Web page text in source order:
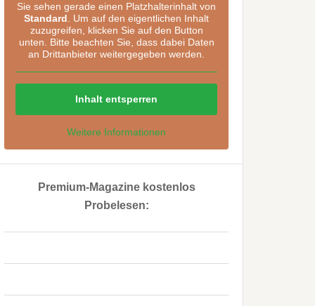
Sie sehen gerade einen Platzhalterinhalt von
Standard . Um auf den eigentlichen Inhalt
zuzugreifen, klicken Sie auf den Button
unten. Bitte beachten Sie, dass dabei Daten
an Drittanbieter weitergegeben werden.
Inhalt entsperren
Weitere Informationen
Premium-Magazine kostenlos
Probelesen: